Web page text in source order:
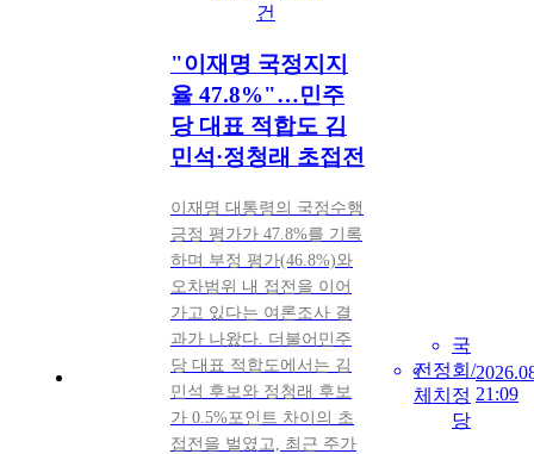
건
"이재명 국정지지
율 47.8%"…민주
당 대표 적합도 김
민석·정청래 초접전
이재명 대통령의 국정수행
긍정 평가가 47.8%를 기록
하며 부정 평가(46.8%)와
오차범위 내 접전을 이어
가고 있다는 여론조사 결
과가 나왔다. 더불어민주
당 대표 적합도에서는 김
민석 후보와 정청래 후보
가 0.5%포인트 차이의 초
접전을 벌였고, 최근 주가
전
체
정
치
국
회/
정
당
21:09